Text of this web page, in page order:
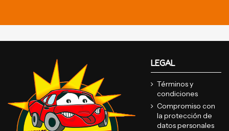
LEGAL
Términos y
condiciones
Compromiso con
la protección de
datos personales